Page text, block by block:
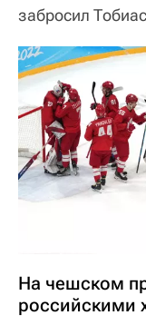
забросил
На чешском
российскими